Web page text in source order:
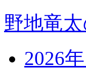
野地竜
2026